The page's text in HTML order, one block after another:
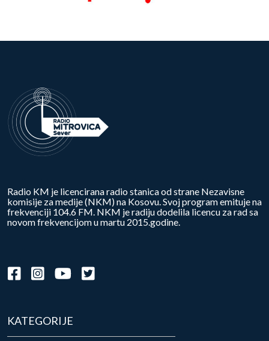
Radio KM je licencirana radio stanica od strane Nezavisne
komisije za medije (NKM) na Kosovu. Svoj program emituje na
frekvenciji 104.6 FM. NKM je radiju dodelila licencu za rad sa
novom frekvencijom u martu 2015.godine.
KATEGORIJE